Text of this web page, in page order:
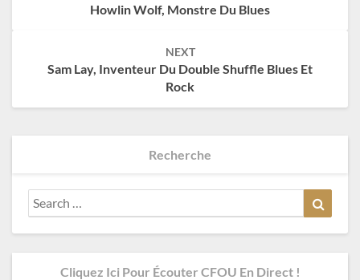
Howlin Wolf, Monstre Du Blues
NEXT
Sam Lay, Inventeur Du Double Shuffle Blues Et
Rock
Recherche
Search
for:
Cliquez Ici Pour Écouter CFOU En Direct !